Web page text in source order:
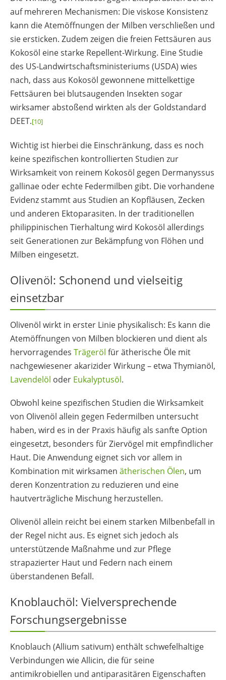
auf mehreren Mechanismen: Die viskose Konsistenz
kann die Atemöffnungen der Milben verschließen und
sie ersticken. Zudem zeigen die freien Fettsäuren aus
Kokosöl eine starke Repellent-Wirkung. Eine Studie
des US-Landwirtschaftsministeriums (USDA) wies
nach, dass aus Kokosöl gewonnene mittelkettige
Fettsäuren bei blutsaugenden Insekten sogar
wirksamer abstoßend wirkten als der Goldstandard
DEET.[10]
Wichtig ist hierbei die Einschränkung, dass es noch
keine spezifischen kontrollierten Studien zur
Wirksamkeit von reinem Kokosöl gegen Dermanyssus
gallinae oder echte Federmilben gibt. Die vorhandene
Evidenz stammt aus Studien an Kopfläusen, Zecken
und anderen Ektoparasiten. In der traditionellen
philippinischen Tierhaltung wird Kokosöl allerdings
seit Generationen zur Bekämpfung von Flöhen und
Milben eingesetzt.
Olivenöl: Schonend und vielseitig
einsetzbar
Olivenöl wirkt in erster Linie physikalisch: Es kann die
Atemöffnungen von Milben blockieren und dient als
hervorragendes Trägeröl für ätherische Öle mit
nachgewiesener akarizider Wirkung – etwa Thymianöl,
Lavendelöl oder Eukalyptusöl.
Obwohl keine spezifischen Studien die Wirksamkeit
von Olivenöl allein gegen Federmilben untersucht
haben, wird es in der Praxis häufig als sanfte Option
eingesetzt, besonders für Ziervögel mit empfindlicher
Haut. Die Anwendung eignet sich vor allem in
Kombination mit wirksamen ätherischen Ölen, um
deren Konzentration zu reduzieren und eine
hautverträgliche Mischung herzustellen.
Olivenöl allein reicht bei einem starken Milbenbefall in
der Regel nicht aus. Es eignet sich jedoch als
unterstützende Maßnahme und zur Pflege
strapazierter Haut und Federn nach einem
überstandenen Befall.
Knoblauchöl: Vielversprechende
Forschungsergebnisse
Knoblauch (Allium sativum) enthält schwefelhaltige
Verbindungen wie Allicin, die für seine
antimikrobiellen und antiparasitären Eigenschaften